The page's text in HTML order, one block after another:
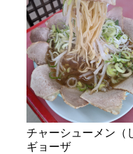
チャーシューメン（
ギョーザ